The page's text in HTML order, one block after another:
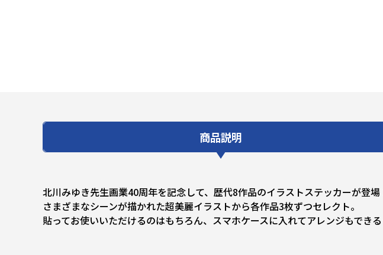
商品説明
北川みゆき先生画業40周年を記念して、歴代8作品のイラストステッカーが登場
さまざまなシーンが描かれた超美麗イラストから各作品3枚ずつセレクト。
貼ってお使いいただけるのはもちろん、スマホケースに入れてアレンジもでき